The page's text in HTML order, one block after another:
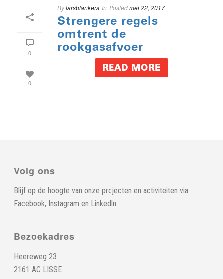
0
0
Bylarsblankers In Postedmei 22, 2017
Strengere regels
omtrent de
rookgasafvoer
READ MORE
Volg ons
Blijf op de hoogte van onze projecten en activiteiten via
Facebook, Instagram en LinkedIn
Bezoekadres
Heereweg 23
2161 AC LISSE